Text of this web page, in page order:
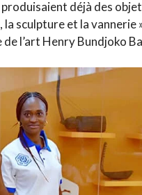
déjà des
sculpture et la vannerie
l’art Henry Bundjoko